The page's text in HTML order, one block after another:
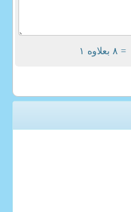
= ۸ بعلاوه ۱